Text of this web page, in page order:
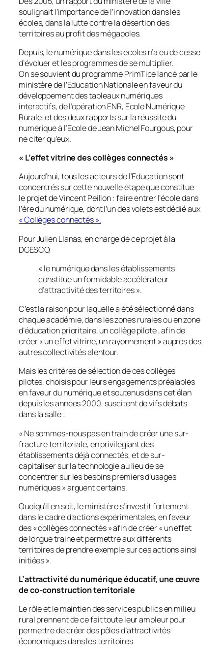
soulignait l’importance de l’innovation dans les
écoles, dans la lutte contre la désertion des
territoires au profit des mégapoles.
Depuis, le numérique dans les écoles n’a eu de cesse
d’évoluer et les programmes de se multiplier.
On se souvient du programme PrimTice lancé par le
ministère de l’Education Nationale en faveur du
développement des tableaux numériques
interactifs, de l’opération ENR, Ecole Numérique
Rurale, et des deux rapports sur la réussite du
numérique à l’Ecole de Jean Michel Fourgous, pour
ne citer qu’eux.
« L’effet vitrine des collèges connectés »
Aujourd’hui, tous les acteurs de l’Education sont
concentrés sur cette nouvelle étape que constitue
le projet de Vincent Peillon : faire entrer l’école dans
l’ère du numérique, dont l’un des volets est dédié aux
« Collèges connectés ».
Pour Julien Llanas, en charge de ce projet à la
DGESCO,
«le numérique dans les établissements
constitue un formidable accélérateur
d’attractivité des territoires».
C’est la raison pour laquelle a été sélectionné dans
chaque académie, dans les zones rurales ou en zone
d’éducation prioritaire, un collège pilote , afin de
créer «un effet vitrine, un rayonnement» auprès des
autres collectivités alentour.
Mais les critères de sélection de ces collèges
pilotes, choisis pour leurs engagements préalables
en faveur du numérique et soutenus dans cet élan
depuis les années 2000, suscitent de vifs débats
dans la salle :
«Ne sommes-nous pas en train de créer une sur-
fracture territoriale, en privilégiant des
établissements déjà connectés, et de sur-
capitaliser sur la technologie au lieu de se
concentrer sur les besoins premiers d’usages
numériques» arguent certains.
Quoiqu’il en soit, le ministère s’investit fortement
dans le cadre d’actions expérimentales, en faveur
des «collèges connectés» afin de créer «un effet
de longue traine et permettre aux différents
territoires de prendre exemple sur ces actions ainsi
initiées».
L’attractivité du numérique éducatif, une œuvre
de co-construction territoriale
Le rôle et le maintien des services publics en milieu
rural prennent de ce fait toute leur ampleur pour
permettre de créer des pôles d’attractivités
économiques dans les territoires.